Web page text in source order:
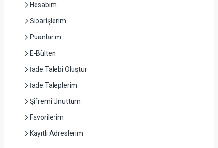
Hesabım
Siparişlerim
Puanlarım
E-Bülten
İade Talebi Oluştur
İade Taleplerim
Şifremi Unuttum
Favorilerim
Kayıtlı Adreslerim